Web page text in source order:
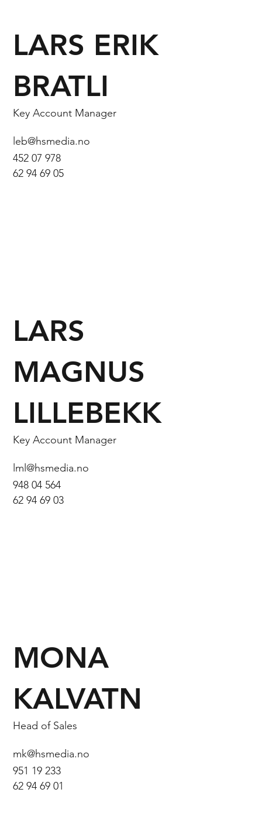
LARS ERIK
BRATLI
Key Account Manager
leb@hsmedia.no
452 07 978
62 94 69 05
LARS
MAGNUS
LILLEBEKK
Key Account Manager
lml@hsmedia.no
948 04 564
62 94 69 03
MONA
KALVATN
Head of Sales
mk@hsmedia.no
951 19 233
62 94 69 01